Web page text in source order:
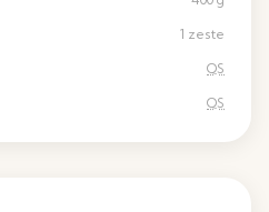
1 zeste
QS
QS